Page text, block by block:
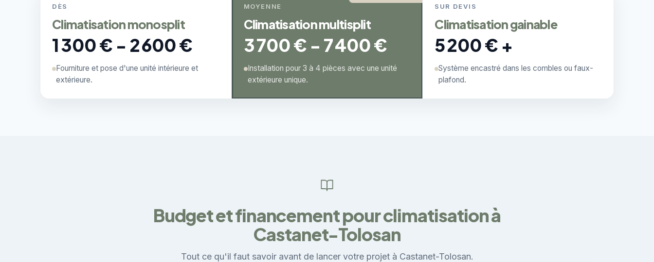
DÈS
Climatisation monosplit
1 300 € - 2 600 €
Fourniture et pose d'une unité intérieure et
extérieure.
MOYENNE
Climatisation multisplit
3 700 € - 7 400 €
Installation pour 3 à 4 pièces avec une unité
extérieure unique.
SUR DEVIS
Climatisation gainable
5 200 € +
Système encastré dans les combles ou faux-
plafond.
Budget et financement pour climatisation à
Castanet-Tolosan
Tout ce qu'il faut savoir avant de lancer votre projet à Castanet-Tolosan.